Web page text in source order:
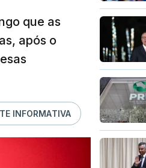
que as
após o
INFORMATIVA